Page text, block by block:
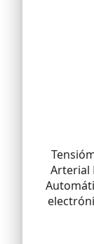
Arterial